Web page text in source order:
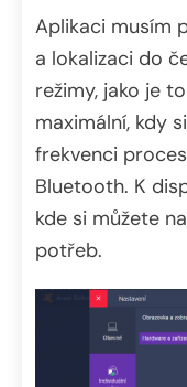
Aplikaci musím
a lokalizaci do
režimy, jako je
maximální, kdy
frekvenci
Bluetooth. K
kde si můžete
potřeb.